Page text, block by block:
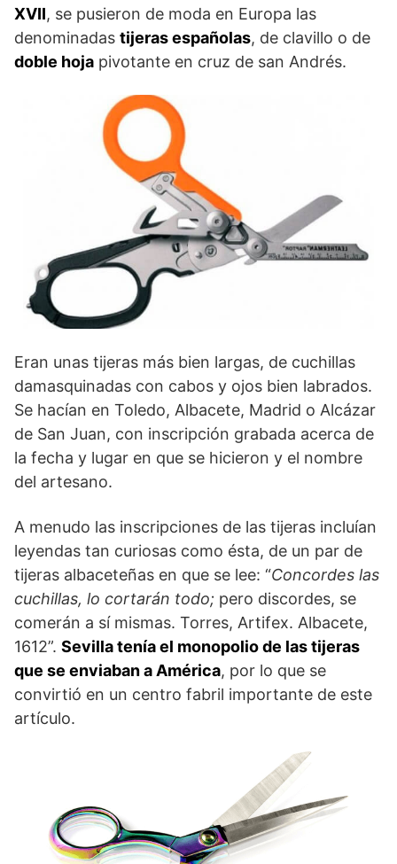
XVII, se pusieron de moda en Europa las
denominadas tijeras españolas, de clavillo o de
doble hoja pivotante en cruz de san Andrés.
Eran unas tijeras más bien largas, de cuchillas
damasquinadas con cabos y ojos bien labrados.
Se hacían en Toledo, Albacete, Madrid o Alcázar
de San Juan, con inscripción grabada acerca de
la fecha y lugar en que se hicieron y el nombre
del artesano.
A menudo las inscripciones de las tijeras incluían
leyendas tan curiosas como ésta, de un par de
tijeras albaceteñas en que se lee: “Concordes las
cuchillas, lo cortarán todo; pero discordes, se
comerán a sí mismas. Torres, Artifex. Albacete,
1612”. Sevilla tenía el monopolio de las tijeras
que se enviaban a América, por lo que se
convirtió en un centro fabril importante de este
artículo.